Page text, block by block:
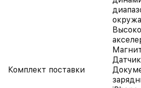
Комплект поставки